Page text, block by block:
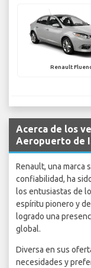
Renault
Acerca de los
Aeropuerto de
Renault, una marca
confiabilidad, ha
los entusiastas de
espíritu pionero y
logrado una
global.
Diversa en sus
necesidades y